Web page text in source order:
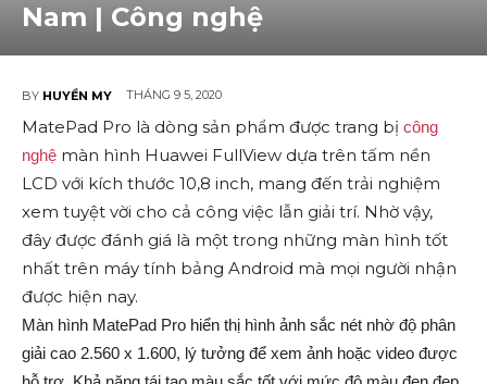
Nam | Công nghệ
BY HUYỀN MY THÁNG 9 5, 2020
MatePad Pro là dòng sản phẩm được trang bị công
nghệ màn hình Huawei FullView dựa trên tấm nền
LCD với kích thước 10,8 inch, mang đến trải nghiệm
xem tuyệt vời cho cả công việc lẫn giải trí. Nhờ vậy,
đây được đánh giá là một trong những màn hình tốt
nhất trên máy tính bảng Android mà mọi người nhận
được hiện nay.
Màn hình MatePad Pro hiển thị hình ảnh sắc nét nhờ độ phân
giải cao 2.560 x 1.600, lý tưởng để xem ảnh hoặc video được